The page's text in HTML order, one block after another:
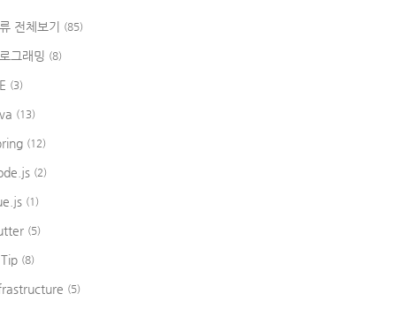
전체보기 (85)
그래밍 (8)
(3)
(13)
(12)
(2)
(1)
(5)
(8)
(5)